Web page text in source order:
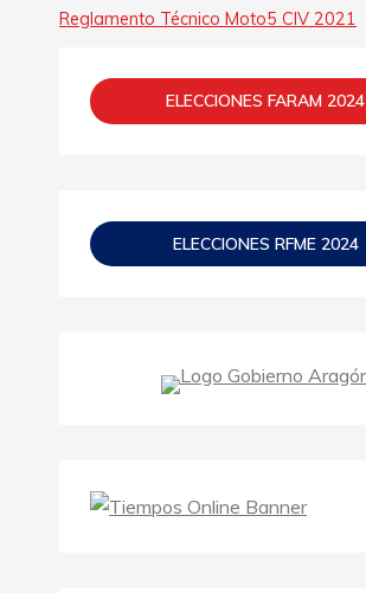
Reglamento Técnico Moto5 CIV 2021
ELECCIONES FARAM 2024
ELECCIONES RFME 2024